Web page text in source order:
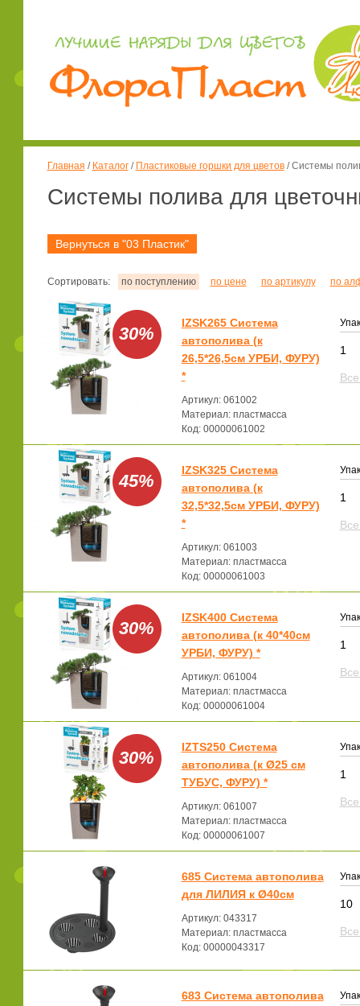
Главная / Каталог/ Пластиковые горшки для цветов/Системы
Системы полива для
Вернуться в "03 Пластик"
Сортировать: по поступлению по цене по артикулу по
30%
IZSK265 Система
автополива (к
26,5*26,5см УРБИ, ФУРУ)
*
Артикул: 061002
Материал: пластмасса
Код: 00000061002
1
45%
IZSK325 Система
автополива (к
32,5*32,5см УРБИ, ФУРУ)
*
Артикул: 061003
Материал: пластмасса
Код: 00000061003
1
30%
IZSK400 Система
автополива (к 40*40см
УРБИ, ФУРУ) *
Артикул: 061004
Материал: пластмасса
Код: 00000061004
1
30%
IZTS250 Система
автополива (к Ø25 см
ТУБУС, ФУРУ) *
Артикул: 061007
Материал: пластмасса
Код: 00000061007
1
685 Система автополива
для ЛИЛИЯ к Ø40см
Артикул: 043317
Материал: пластмасса
Код: 00000043317
10
683 Система автополива